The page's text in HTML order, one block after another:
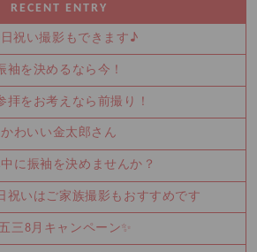
RECENT ENTRY
日祝い撮影もできます♪
袖を決めるなら今！
拝をお考えなら前撮り！
かわいい金太郎さん
に振袖を決めませんか？
祝いはご家族撮影もおすすめです
三8月キャンペーン✨